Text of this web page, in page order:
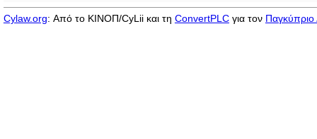
Cylaw.org: Από το ΚΙΝOΠ/CyLii και τη ConvertPLCγια τον Παγκύπριο